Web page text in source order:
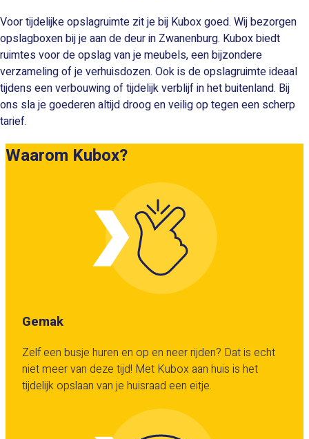
Voor tijdelijke opslagruimte zit je bij Kubox goed. Wij bezorgen
opslagboxen bij je aan de deur in Zwanenburg. Kubox biedt
ruimtes voor de opslag van je meubels, een bijzondere
verzameling of je verhuisdozen. Ook is de opslagruimte ideaal
tijdens een verbouwing of tijdelijk verblijf in het buitenland. Bij
ons sla je goederen altijd droog en veilig op tegen een scherp
tarief.
Waarom Kubox?
Gemak
Zelf een busje huren en op en neer rijden? Dat is echt
niet meer van deze tijd! Met Kubox aan huis is het
tijdelijk opslaan van je huisraad een eitje.